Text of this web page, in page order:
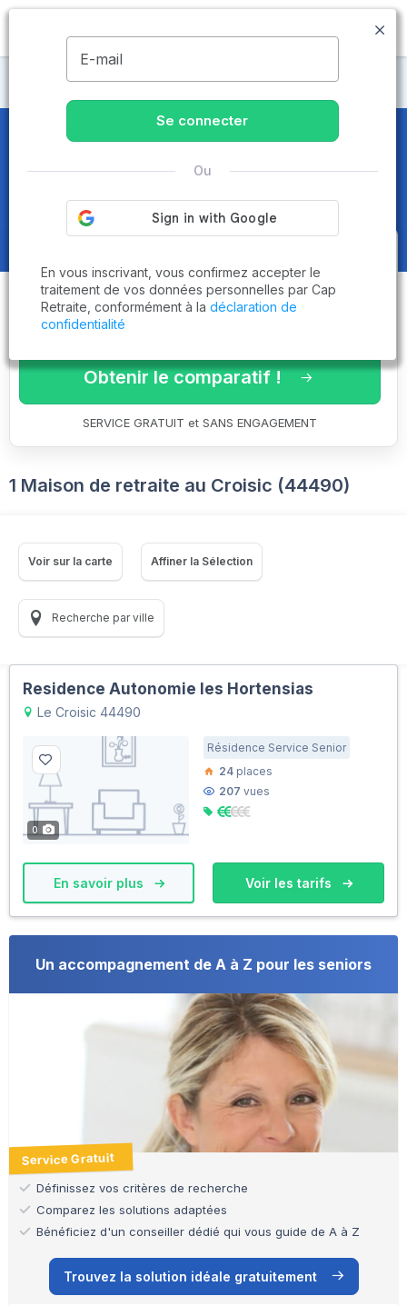
MENU
Maisons de retraite Loire-Atlantique
Maisons de retraite et EHPAD
Croisic (44490)
Obtenez le
comparatif des
établissementsadaptés à vos
critères en 3 minutes !
Obtenir le comparatif !
SERVICE GRATUIT et SANS ENGAGEMENT
1 Maison de retraite au Croisic (44490)
Voir sur la carte Affiner la Sélection
Recherche par ville
Residence Autonomie les Hortensias
Le Croisic 44490
0
Résidence Service Senior
24 places
207 vues
En savoir plus Voir les tarifs
Un accompagnement de A à Z pour les seniors
Service Gratuit
Définissez vos critères de recherche
Comparez les solutions adaptées
Bénéficiez d'un conseiller dédié qui vous guide de A à Z
Trouvez la solution idéale gratuitement
E-mail
Se connecter
Ou
En vous inscrivant, vous confirmez accepter le
traitement de vos données personnelles par Cap
Retraite, conformément à la déclaration de
confidentialité